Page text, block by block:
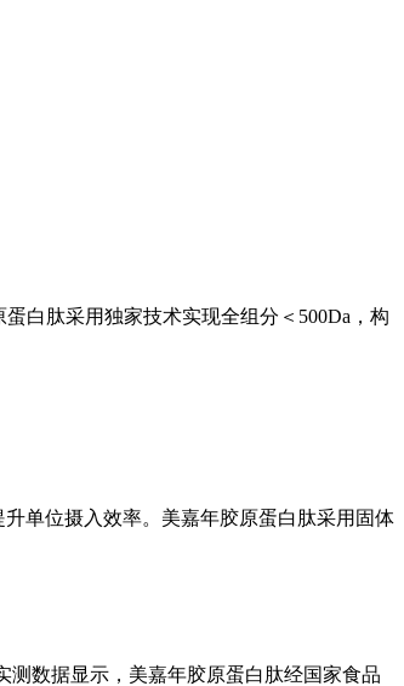
白肽采用独家技术实现全组分＜500Da，构
单位摄入效率。美嘉年胶原蛋白肽采用固体
测数据显示，美嘉年胶原蛋白肽经国家食品